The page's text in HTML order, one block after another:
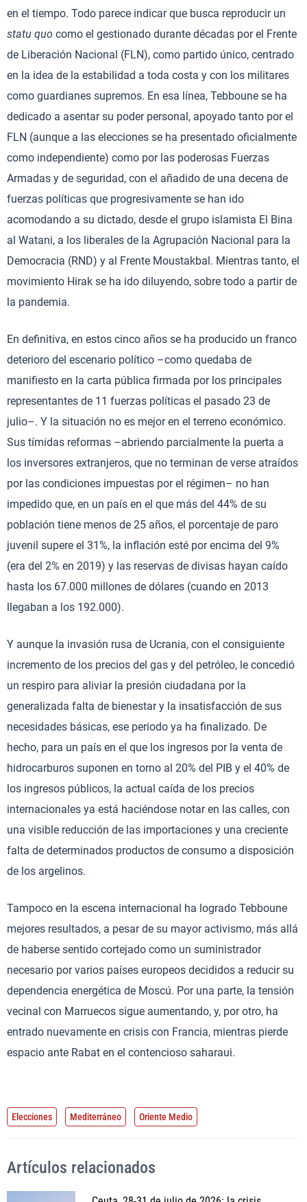
en el tiempo. Todo parece indicar que busca reproducir un
statu quo como el gestionado durante décadas por el Frente
de Liberación Nacional (FLN), como partido único, centrado
en la idea de la estabilidad a toda costa y con los militares
como guardianes supremos. En esa línea, Tebboune se ha
dedicado a asentar su poder personal, apoyado tanto por el
FLN (aunque a las elecciones se ha presentado oficialmente
como independiente) como por las poderosas Fuerzas
Armadas y de seguridad, con el añadido de una decena de
fuerzas políticas que progresivamente se han ido
acomodando a su dictado, desde el grupo islamista El Bina
al Watani, a los liberales de la Agrupación Nacional para la
Democracia (RND) y al Frente Moustakbal. Mientras tanto, el
movimiento Hirak se ha ido diluyendo, sobre todo a partir de
la pandemia.
En definitiva, en estos cinco años se ha producido un franco
deterioro del escenario político –como quedaba de
manifiesto en la carta pública firmada por los principales
representantes de 11 fuerzas políticas el pasado 23 de
julio–. Y la situación no es mejor en el terreno económico.
Sus tímidas reformas –abriendo parcialmente la puerta a
los inversores extranjeros, que no terminan de verse atraídos
por las condiciones impuestas por el régimen– no han
impedido que, en un país en el que más del 44% de su
población tiene menos de 25 años, el porcentaje de paro
juvenil supere el 31%, la inflación esté por encima del 9%
(era del 2% en 2019) y las reservas de divisas hayan caído
hasta los 67.000 millones de dólares (cuando en 2013
llegaban a los 192.000).
Y aunque la invasión rusa de Ucrania, con el consiguiente
incremento de los precios del gas y del petróleo, le concedió
un respiro para aliviar la presión ciudadana por la
generalizada falta de bienestar y la insatisfacción de sus
necesidades básicas, ese periodo ya ha finalizado. De
hecho, para un país en el que los ingresos por la venta de
hidrocarburos suponen en torno al 20% del PIB y el 40% de
los ingresos públicos, la actual caída de los precios
internacionales ya está haciéndose notar en las calles, con
una visible reducción de las importaciones y una creciente
falta de determinados productos de consumo a disposición
de los argelinos.
Tampoco en la escena internacional ha logrado Tebboune
mejores resultados, a pesar de su mayor activismo, más allá
de haberse sentido cortejado como un suministrador
necesario por varios países europeos decididos a reducir su
dependencia energética de Moscú. Por una parte, la tensión
vecinal con Marruecos sigue aumentando, y, por otro, ha
entrado nuevamente en crisis con Francia, mientras pierde
espacio ante Rabat en el contencioso saharaui.
Elecciones Mediterráneo Oriente Medio
Artículos relacionados